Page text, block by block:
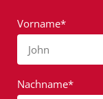
Vorname*
John
Nachname*